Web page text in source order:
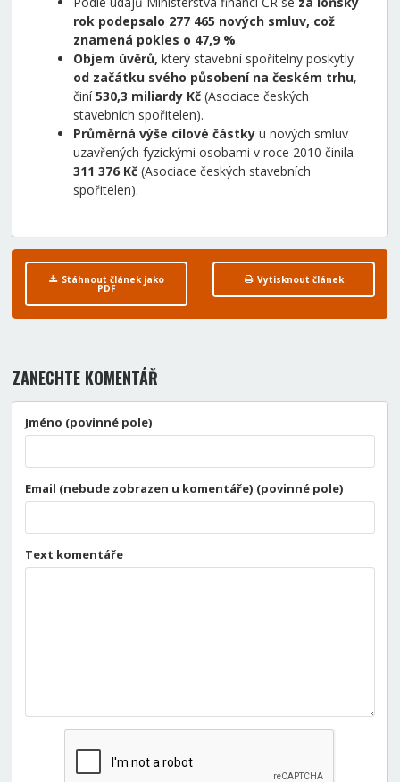
rok podepsalo 277 465 nových smluv, což
znamená pokles o 47,9 %.
Objem úvěrů, který stavební spořitelny poskytly
od začátku svého působení na českém trhu,
činí530,3 miliardy Kč (Asociace českých
stavebních spořitelen).
Průměrná výše cílové částky u nových smluv
uzavřených fyzickými osobami v roce 2010 činila
311 376 Kč (Asociace českých stavebních
spořitelen).
Stáhnout článek jako
PDF
Vytisknout článek
ZANECHTE KOMENTÁŘ
Jméno (povinné pole)
Email (nebude zobrazen u komentáře) (povinné pole)
Text komentáře